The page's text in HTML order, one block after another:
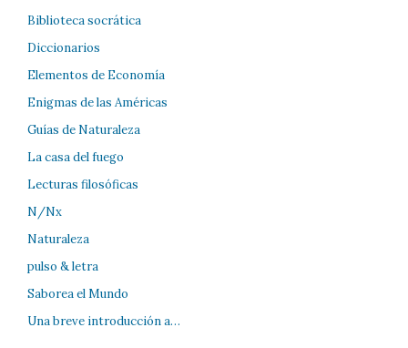
Biblioteca socrática
Diccionarios
Elementos de Economía
Enigmas de las Américas
Guías de Naturaleza
La casa del fuego
Lecturas filosóficas
N/Nx
Naturaleza
pulso & letra
Saborea el Mundo
Una breve introducción a…